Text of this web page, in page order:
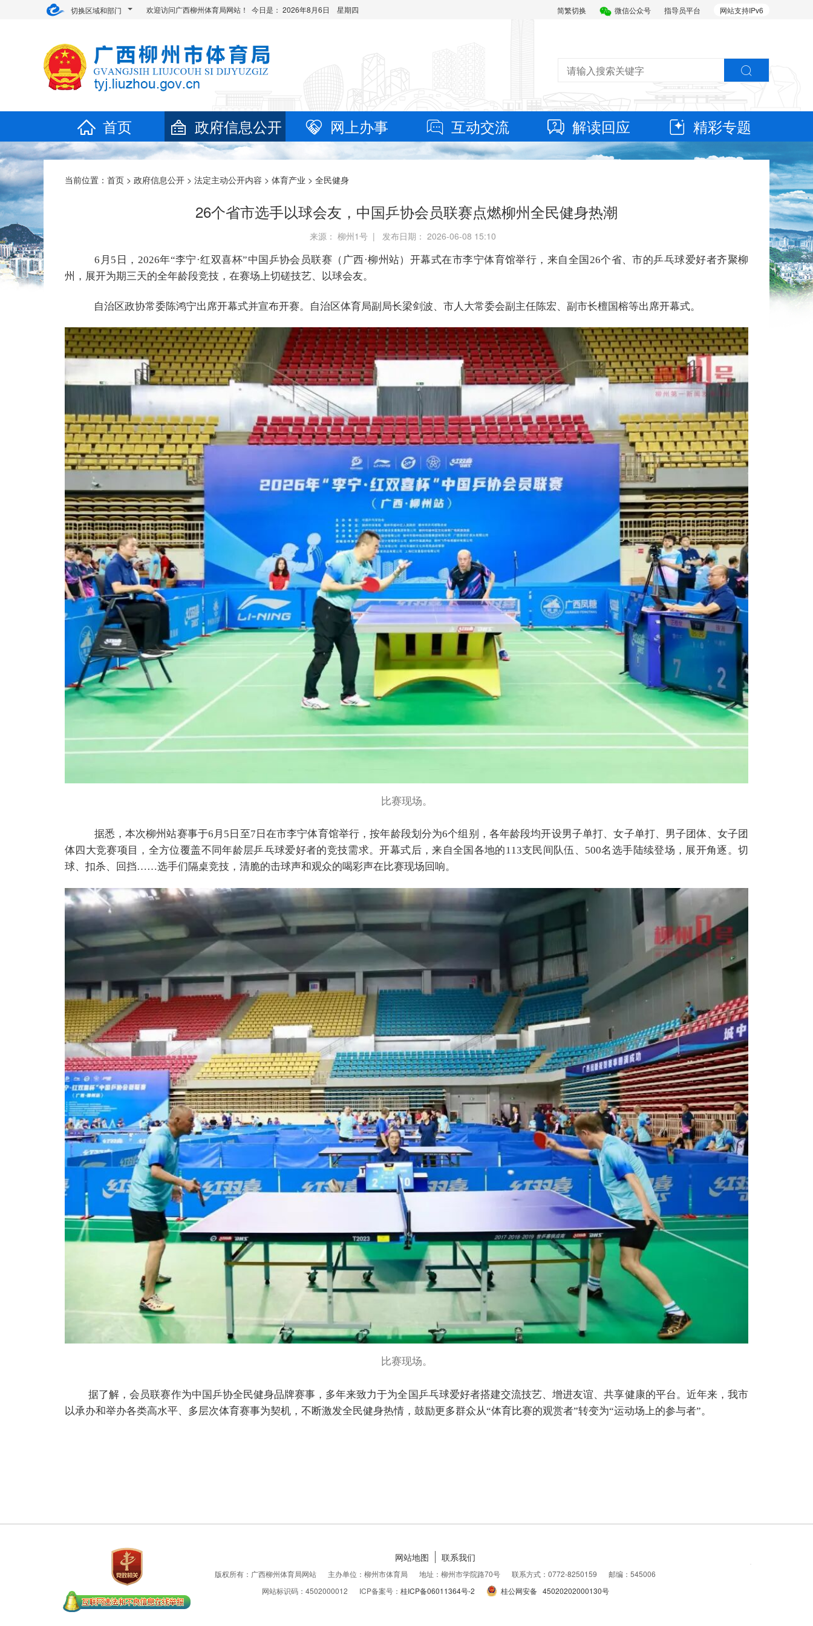
切换区域和部门 网站支持IPv6
指导员平台
微信公众号
简繁切换
欢迎访问广西柳州体育局网站！ 今日是： 2026年8月6日 星期四
首页 政府信息公开 网上办事 互动交流 解读回应 精彩专题
当前位置： 首页 > 政府信息公开 > 法定主动公开内容 > 体育产业 > 全民健身
26个省市选手以球会友，中国乒协会员联赛点燃柳州全民健身热潮
来源： 柳州1号 | 发布日期： 2026-06-08 15:10
6月5日，2026年“李宁·红双喜杯”中国乒协会员联赛（广西·柳州站）开幕式在市李宁体育馆举行，来自全国26个省、市的乒乓球爱好者齐聚柳
州，展开为期三天的全年龄段竞技，在赛场上切磋技艺、以球会友。
自治区政协常委陈鸿宁出席开幕式并宣布开赛。自治区体育局副局长梁剑波、市人大常委会副主任陈宏、副市长檀国榕等出席开幕式。
比赛现场。
据悉，本次柳州站赛事于6月5日至7日在市李宁体育馆举行，按年龄段划分为6个组别，各年龄段均开设男子单打、女子单打、男子团体、女子团
体四大竞赛项目，全方位覆盖不同年龄层乒乓球爱好者的竞技需求。开幕式后，来自全国各地的113支民间队伍、500名选手陆续登场，展开角逐。切
球、扣杀、回挡……选手们隔桌竞技，清脆的击球声和观众的喝彩声在比赛现场回响。
比赛现场。
据了解，会员联赛作为中国乒协全民健身品牌赛事，多年来致力于为全国乒乓球爱好者搭建交流技艺、增进友谊、共享健康的平台。近年来，我市
以承办和举办各类高水平、多层次体育赛事为契机，不断激发全民健身热情，鼓励更多群众从“体育比赛的观赏者”转变为“运动场上的参与者”。
网站地图 联系我们
版权所有：广西柳州体育局网站 主办单位：柳州市体育局 地址：柳州市学院路70号 联系方式：0772-8250159
邮编：545006
网站标识码：4502000012
ICP备案号： 桂ICP备06011364号-2 桂公网安备 45020202000130号